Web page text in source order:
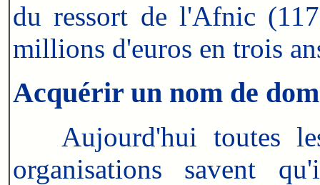
du ressort de l'Afnic
millions d'euros en trois
Acquérir un nom de
Aujourd'hui toutes les
organisations savent